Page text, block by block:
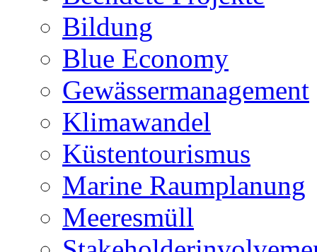
Bildung
Blue Economy
Gewässermanagement
Klimawandel
Küstentourismus
Marine Raumplanung
Meeresmüll